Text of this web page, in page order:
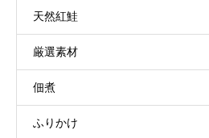
天然紅鮭
厳選素材
佃煮
ふりかけ